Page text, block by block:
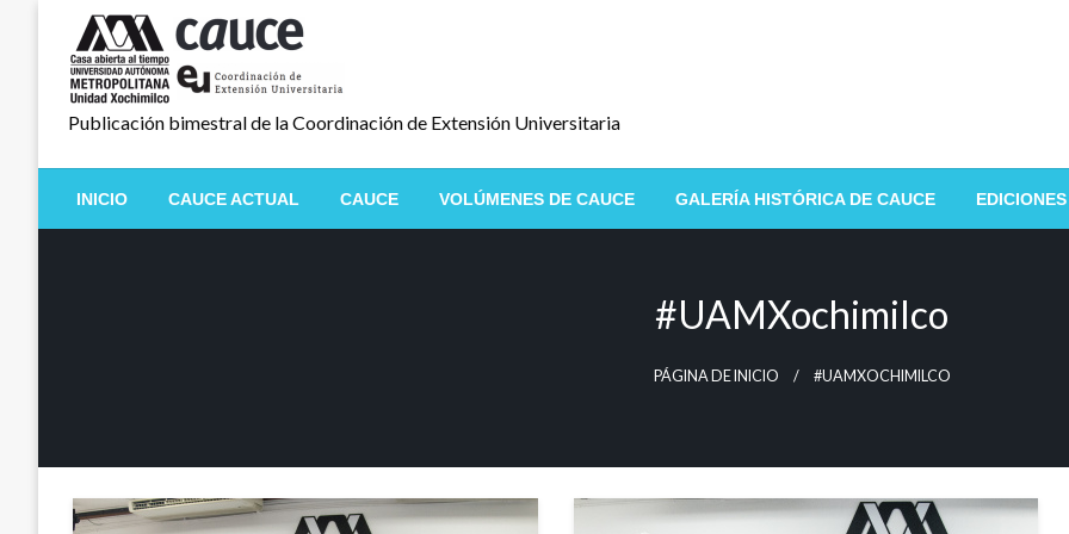
contenido
Publicación bimestral de la Coordinación de Extensión Universitaria
INICIO CAUCE ACTUAL CAUCE VOLÚMENES DE CAUCE GALERÍA HISTÓRICA DE CAUCE
#UAMXochimilco
PÁGINA DE INICIO #UAMXOCHIMILCO